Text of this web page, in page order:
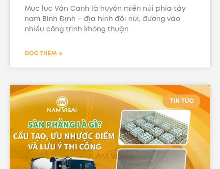
Mục lục Vân Canh là huyện miền núi phía tây
nam Bình Định – địa hình đồi núi, đường vào
nhiều công trình không thuận
ĐỌC THÊM »
TIN TỨC